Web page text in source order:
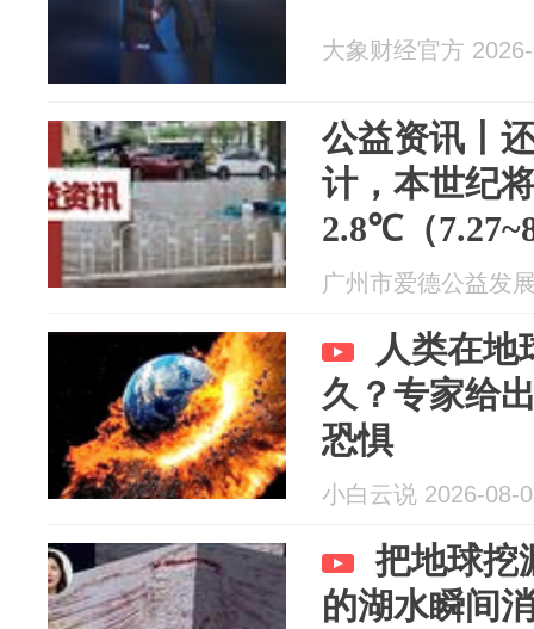
大象财经官方
公益资讯丨
计，本世纪
2.8℃（
广州市爱德公益发
人类在地
久？专家给
恐惧
小白云说 2026-08-
把地球挖
的湖水瞬间